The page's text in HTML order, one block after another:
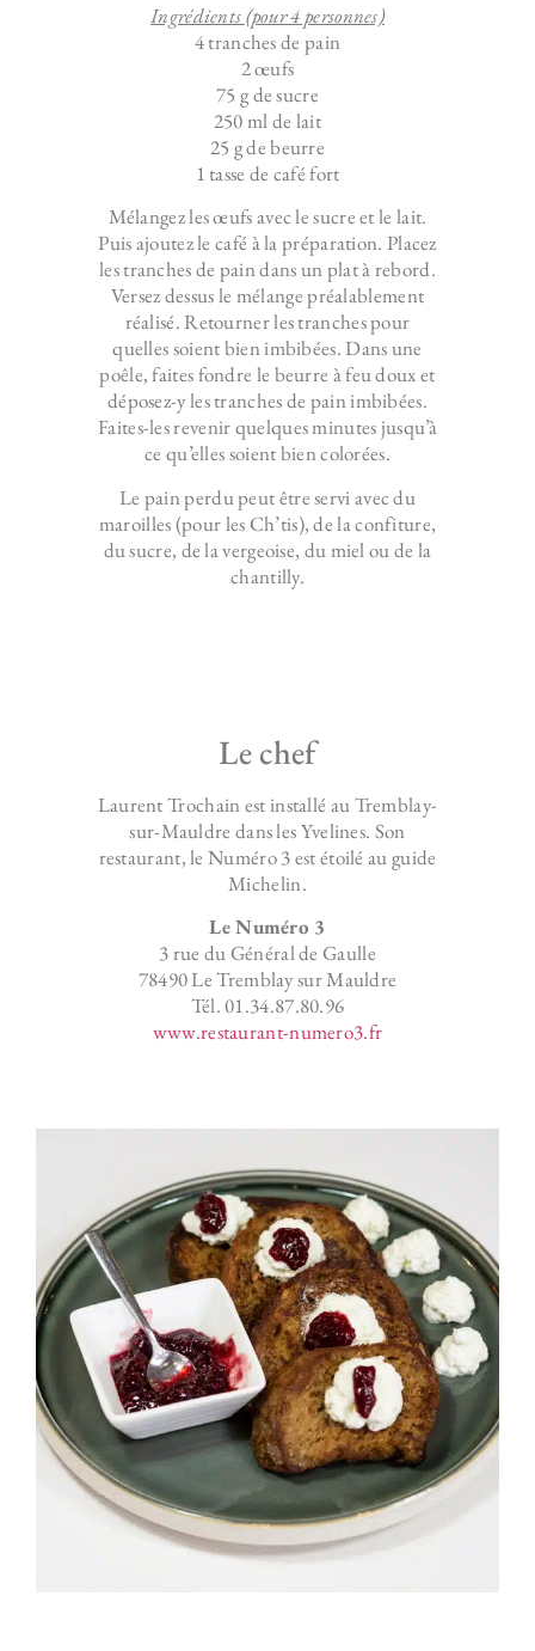
Ingrédients (pour 4 personnes)
4 tranches de pain
2 œufs
75 g de sucre
250 ml de lait
25 g de beurre
1 tasse de café fort
Mélangez les œufs avec le sucre et le lait.
Puis ajoutez le café à la préparation. Placez
les tranches de pain dans un plat à rebord.
Versez dessus le mélange préalablement
réalisé. Retourner les tranches pour
quelles soient bien imbibées. Dans une
poêle, faites fondre le beurre à feu doux et
déposez-y les tranches de pain imbibées.
Faites-les revenir quelques minutes jusqu’à
ce qu’elles soient bien colorées.
Le pain perdu peut être servi avec du
maroilles (pour les Ch’tis), de la confiture,
du sucre, de la vergeoise, du miel ou de la
chantilly.
Le chef
Laurent Trochain est installé au Tremblay-
sur-Mauldre dans les Yvelines. Son
restaurant, le Numéro 3 est étoilé au guide
Michelin.
Le Numéro 3
3 rue du Général de Gaulle
78490 Le Tremblay sur Mauldre
Tél. 01.34.87.80.96
www.restaurant-numero3.fr